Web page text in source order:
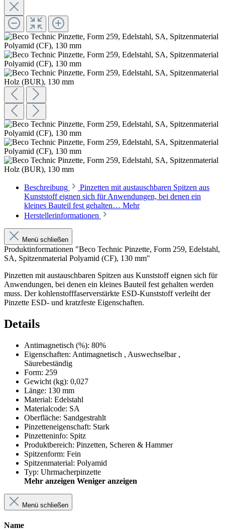
Beschreibung
Pinzetten mit austauschbaren Spitzen aus
Kunststoff eignen sich für Anwendungen, bei denen ein
kleines Bauteil fest gehalten… Mehr
Herstellerinformationen
Menü schließen
Produktinformationen "Beco Technic Pinzette, Form 259, Edelstahl,
SA, Spitzenmaterial Polyamid (CF), 130 mm"
Pinzetten mit austauschbaren Spitzen aus Kunststoff eignen sich für
Anwendungen, bei denen ein kleines Bauteil fest gehalten werden
muss. Der kohlenstofffaserverstärkte ESD-Kunststoff verleiht der
Pinzette ESD- und kratzfeste Eigenschaften.
Details
Antimagnetisch (%): 80%
Eigenschaften: Antimagnetisch , Auswechselbar ,
Säurebeständig
Form: 259
Gewicht (kg): 0,027
Länge: 130 mm
Material: Edelstahl
Materialcode: SA
Oberfläche: Sandgestrahlt
Pinzetteneigenschaft: Stark
Pinzetteninfo: Spitz
Produktbereich: Pinzetten, Scheren & Hammer
Spitzenform: Fein
Spitzenmaterial: Polyamid
Typ: Uhrmacherpinzette
Mehr anzeigen Weniger anzeigen
Menü schließen
Name